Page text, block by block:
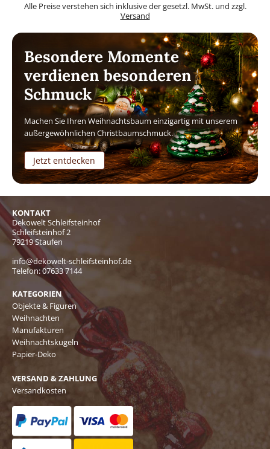
Alle Preise verstehen sich inklusive der gesetzl. MwSt. und zzgl.
Versand
Besondere Momente
verdienen besonderen
Schmuck
Machen Sie Ihren Weihnachtsbaum einzigartig mit unserem
außergewöhnlichen Christbaumschmuck.
Jetzt entdecken
KONTAKT
Dekowelt Schleifsteinhof
Schleifsteinhof 2
79219 Staufen
info@dekowelt-schleifsteinhof.de
Telefon:07633 7144
KATEGORIEN
Objekte & Figuren
Weihnachten
Manufakturen
Weihnachtskugeln
Papier-Deko
VERSAND & ZAHLUNG
Versandkosten